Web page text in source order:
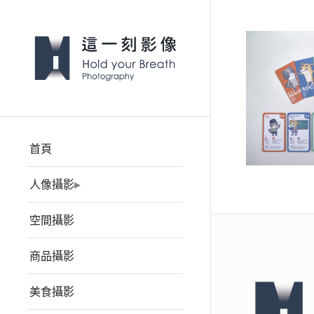
首頁
人像攝影
空間攝影
商品攝影
美食攝影